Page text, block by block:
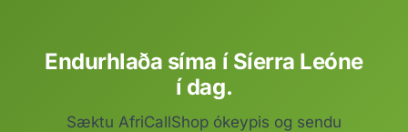
Endurhlaða síma í Síerra Leóne
í dag.
Sæktu AfriCallShop ókeypis og sendu